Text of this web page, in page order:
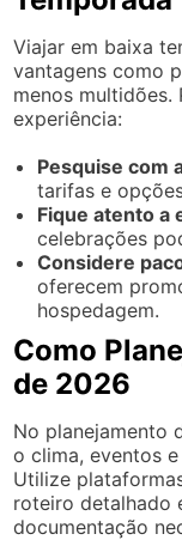
Viajar em baixa
vantagens como
menos multidões.
experiência:
Pesquise com
tarifas e
Fique atento a
celebrações
Considere
oferecem
hospedagem.
Como
de 2026
No planejamento
o clima, eventos
Utilize
roteiro detalhado
documentação